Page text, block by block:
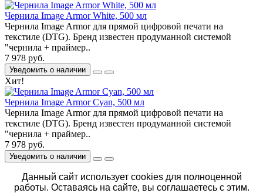
Чернила Image Armor White, 500 мл
Чернила Image Armor для прямой цифровой печати на
текстиле (DTG). Бренд известен продуманной системой
"чернила + праймер..
7 978 руб.
Уведомить о наличии
Хит!
Чернила Image Armor Cyan, 500 мл
Чернила Image Armor для прямой цифровой печати на
текстиле (DTG). Бренд известен продуманной системой
"чернила + праймер..
7 978 руб.
Уведомить о наличии
Данный сайт использует cookies для полноценной
работы. Оставаясь на сайте, вы соглашаетесь с этим.